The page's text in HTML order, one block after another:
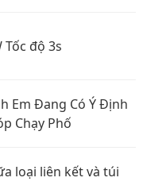
Tốc độ 3s
Em Đang Có Ý Định
Chạy Phố
loại liên kết và túi